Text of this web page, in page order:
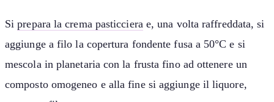
Siprepara la crema pasticciera e, una volta raffreddata, si
aggiunge a filo la copertura fondente fusa a 50°C e si
mescola in planetaria con la frusta fino ad ottenere un
composto omogeneo e alla fine si aggiunge il liquore,